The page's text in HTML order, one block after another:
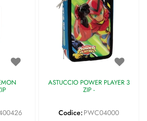
ASTUCCIO POWER PLAYER 3
ZIP -
Codice: PWC04000